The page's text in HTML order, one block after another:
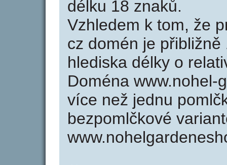
délku 18 znaků.
Vzhledem k tom, že
cz domén je
hlediska délky o
Doména www.nohel-
více než jednu
bezpomlčkové